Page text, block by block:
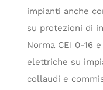
impianti anche
su protezioni di
Norma CEI 0-16
elettriche su
collaudi e